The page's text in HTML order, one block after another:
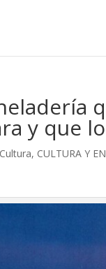
y que
Cultura, CULTURA Y